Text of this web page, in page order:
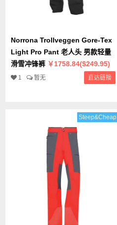
Norrona Trollveggen Gore-Tex
Light Pro Pant 老人头 男款轻量
滑雪冲锋裤 ￥1758.84($249.95)
1 暂无 直达链接
Steep&Cheap